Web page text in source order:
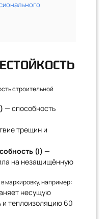
строительной
— способность
трещин и
(I) —
на незащищённую
маркировку, например:
несущую
и теплоизоляцию 60